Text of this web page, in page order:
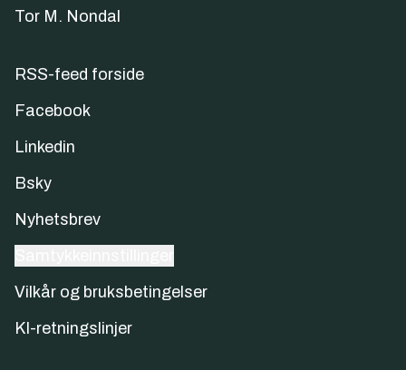
Tor M. Nondal
RSS-feed forside
Facebook
Linkedin
Bsky
Nyhetsbrev
Vilkår og bruksbetingelser
KI-retningslinjer